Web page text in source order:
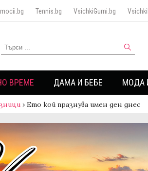
Tennis.bg VsichkiGumi.bg
ВРЕМЕ ДАМА И БЕБЕ МОДА
› Ето кой празнува имен ден днес